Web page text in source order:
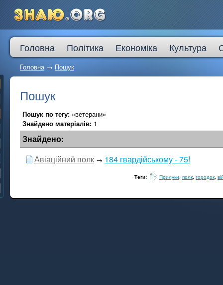
Головна Політика Економіка Культура
Головна→ Пошук
Пошук
Пошук по тегу: «ветерани»
Знайдено матеріалів: 1
Знайдено:
Авіаційний полк → 184 гвардійському - 75!
Теги: Прилуки, полк, городок,